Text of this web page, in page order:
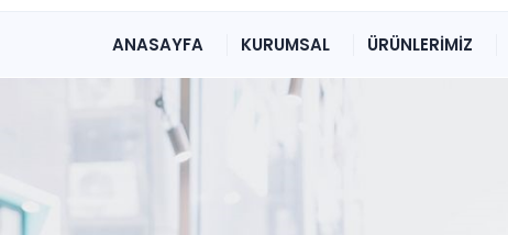
ANASAYFA KURUMSAL ÜRÜNLERİMİZ